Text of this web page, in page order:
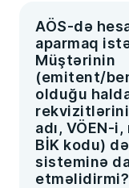
AÖS-də
aparmaq
Müştərinin
(emitent/
olduğu
adı, VÖEN-
BİK kodu)
sisteminə
etməlidirmi?